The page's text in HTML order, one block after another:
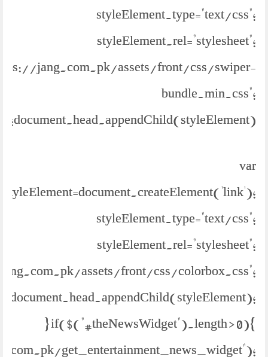
styleElement.type="text/css";
styleElement.rel="stylesheet";
jang.com.pk/assets/front/css/swiper-
bundle.min.css";
document.head.appendChild(styleElement);
var
styleElement=document.createElement('link');
styleElement.type="text/css";
styleElement.rel="stylesheet";
assets/front/css/colorbox.css";
document.head.appendChild(styleElement);
} if($("#theNewsWidget").length > 0){
get_entertainment_news_widget");